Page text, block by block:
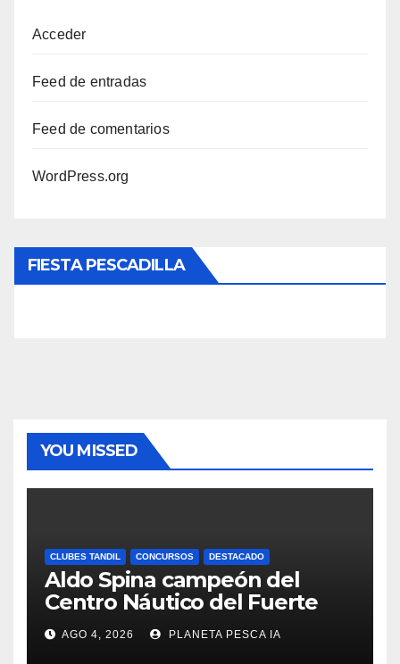
Acceder
Feed de entradas
Feed de comentarios
WordPress.org
FIESTA PESCADILLA
YOU MISSED
CLUBES TANDIL CONCURSOS DESTACADO
Aldo Spina campeón del
Centro Náutico del Fuerte
AGO 4, 2026 PLANETA PESCA IA